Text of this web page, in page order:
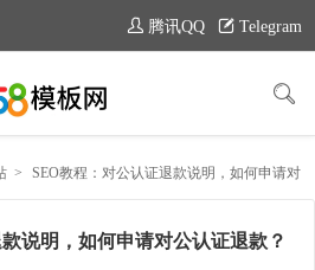
腾讯QQ Telegram
> SEO教程：对公认证退款说明，如何申请对公认证退款？
说明，如何申请对公认证退款？